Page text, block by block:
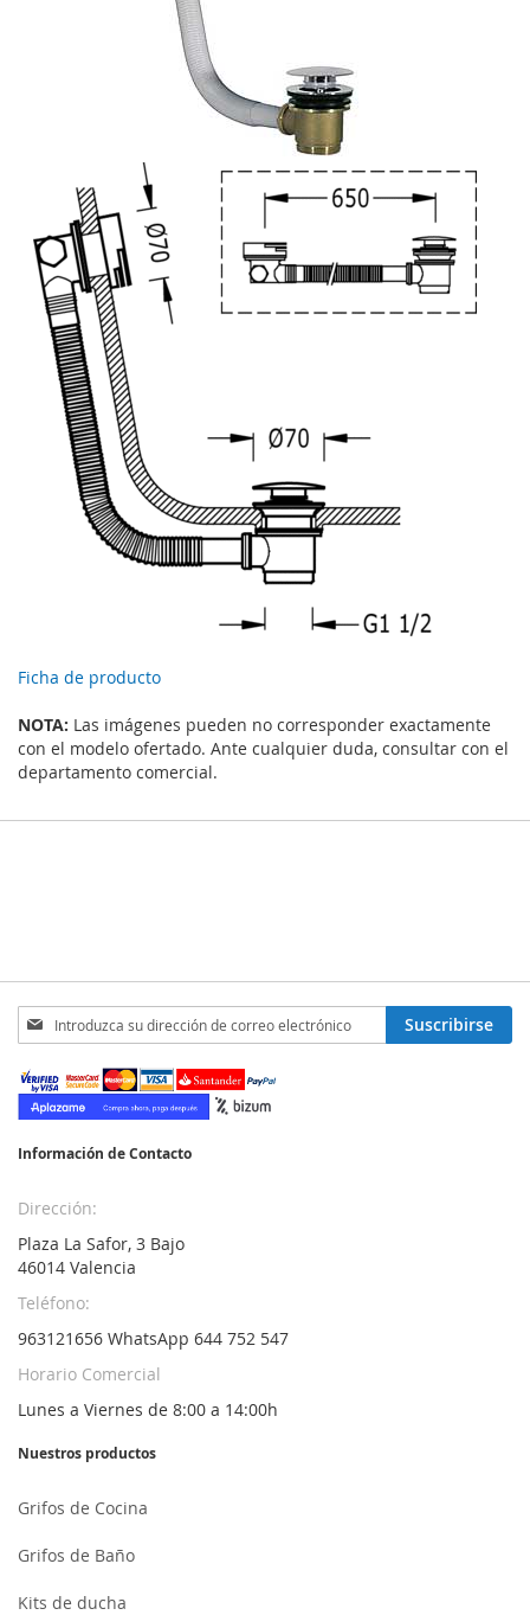
Ficha de producto
NOTA: Las imágenes pueden no corresponder exactamente
con el modelo ofertado. Ante cualquier duda, consultar con el
departamento comercial.
Inscríbase
a
nuestro
boletín
de
Suscribirse
Información de Contacto
Dirección:
Plaza La Safor, 3 Bajo
46014 Valencia
Teléfono:
963121656 WhatsApp 644 752 547
Horario Comercial
Lunes a Viernes de 8:00 a 14:00h
Nuestros productos
Grifos de Cocina
Grifos de Baño
Kits de ducha